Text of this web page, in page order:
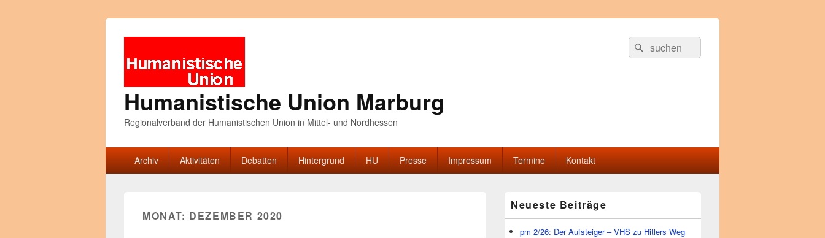
Humanistische Union Marburg
Regionalverband der Humanistischen Union in Mittel- und Nordhessen
Suche
nach:
Suchen
Primäres
Menü Archiv Aktivitäten Debatten Hintergrund HU Presse Impressum Termine Kontakt
MONAT: DEZEMBER 2020
Seitenleisten
Widget-
Bereich
Neueste Beiträge
pm 2/26: Der Aufsteiger – VHS zu Hitlers Weg